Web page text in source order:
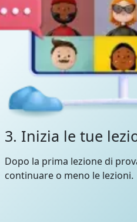
3. Inizia le tue
Dopo la prima lezione di
continuare o meno le lezioni.